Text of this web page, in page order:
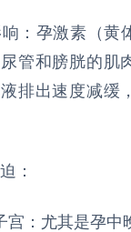
：孕激素（黄
管和膀胱的肌
排出速度减缓
：
宫：尤其是孕中